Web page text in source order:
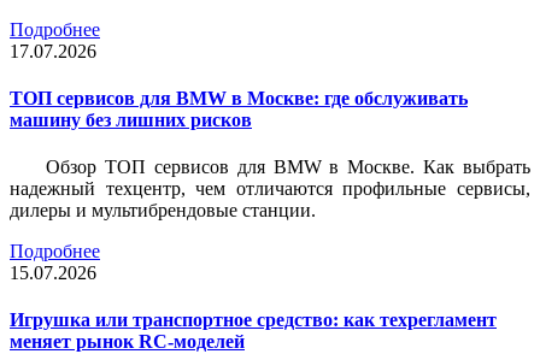
Подробнее
17.07.2026
ТОП сервисов для BMW в Москве: где обслуживать
машину без лишних рисков
Обзор ТОП сервисов для BMW в Москве. Как выбрать
надежный техцентр, чем отличаются профильные сервисы,
дилеры и мультибрендовые станции.
Подробнее
15.07.2026
Игрушка или транспортное средство: как техрегламент
меняет рынок RC-моделей